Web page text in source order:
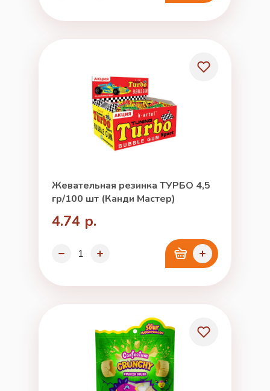
Жевательная резинка ТУРБО 4,5
гр/100 шт (Канди Мастер)
4.74 р.